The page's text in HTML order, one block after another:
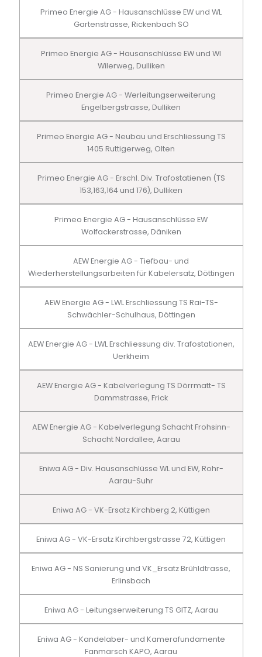
Primeo Energie AG - Hausanschlüsse EW und WL
Gartenstrasse, Rickenbach SO
Primeo Energie AG - Hausanschlüsse EW und Wl
Wilerweg, Dulliken
Primeo Energie AG - Werleitungserweiterung
Engelbergstrasse, Dulliken
Primeo Energie AG - Neubau und Erschliessung TS
1405 Ruttigerweg, Olten
Primeo Energie AG - Erschl. Div. Trafostatienen (TS
153,163,164 und 176), Dulliken
Primeo Energie AG - Hausanschlüsse EW
Wolfackerstrasse, Däniken
AEW Energie AG - Tiefbau- und
Wiederherstellungsarbeiten für Kabelersatz, Döttingen
AEW Energie AG - LWL Erschliessung TS Rai-TS-
Schwächler-Schulhaus, Döttingen
AEW Energie AG - LWL Erschliessung div. Trafostationen,
Uerkheim
AEW Energie AG - Kabelverlegung TS Dörrmatt- TS
Dammstrasse, Frick
AEW Energie AG - Kabelverlegung Schacht Frohsinn-
Schacht Nordallee, Aarau
Eniwa AG - Div. Hausanschlüsse WL und EW, Rohr-
Aarau-Suhr
Eniwa AG - VK-Ersatz Kirchberg 2, Küttigen
Eniwa AG - VK-Ersatz Kirchbergstrasse 72, Küttigen
Eniwa AG - NS Sanierung und VK_Ersatz Brühldtrasse,
Erlinsbach
Eniwa AG - Leitungserweiterung TS GITZ, Aarau
Eniwa AG - Kandelaber- und Kamerafundamente
Fanmarsch KAPO, Aarau